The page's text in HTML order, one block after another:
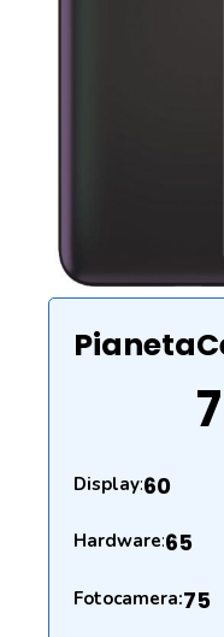
Display:60
Hardware:65
Fotocamera:75